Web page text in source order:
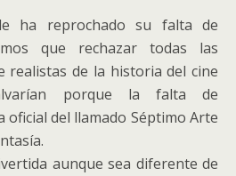
ha reprochado su falta de
que rechazar todas las
realistas de la historia del cine
porque la falta de
oficial del llamado Séptimo Arte
aunque sea diferente de